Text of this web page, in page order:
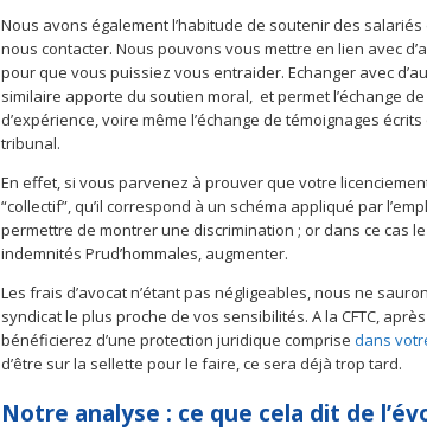
Nous avons également l’habitude de soutenir des
nous contacter. Nous pouvons vous mettre en lien avec
pour que vous puissiez vous entraider. Echanger avec
similaire apporte du soutien moral, et permet l’échange
d’expérience, voire même l’échange de témoignages
tribunal.
En effet, si vous parvenez à prouver que votre
“collectif”, qu’il correspond à un schéma appliqué par
permettre de montrer une discrimination ; or dans ce cas
indemnités Prud’hommales, augmenter.
Les frais d’avocat n’étant pas négligeables, nous ne
syndicat le plus proche de vos sensibilités. A la CFTC,
bénéficierez d’une protection juridique comprise dans
d’être sur la sellette pour le faire, ce sera déjà trop tard.
Notre analyse : ce que cela dit de